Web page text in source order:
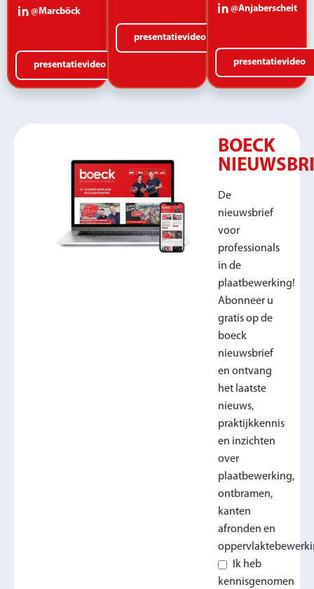
@Marcböck
presentatievideo
presentatievideo
@Anjaberscheit
presentatievideo
BOECK
De
nieuwsbrief
voor
professionals
in de
plaatbewerking!
Abonneer u
gratis op de
boeck
nieuwsbrief
en ontvang
het laatste
nieuws,
praktijkkennis
en inzichten
over
plaatbewerking,
ontbramen,
kanten
afronden en
Ik heb
kennisgenomen